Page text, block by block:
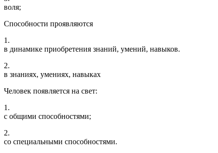
воля;
Способности проявляются
1.
в динамике приобретения знаний, умений, навыков.
2.
в знаниях, умениях, навыках
Человек появляется на свет:
1.
с общими способностями;
2.
со специальными способностями.